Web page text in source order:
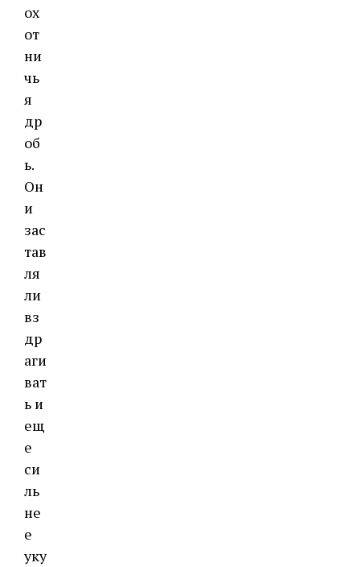
ох
от
ни
чь
я
др
об
ь.
Он
и
зас
тав
ля
ли
вз
др
аги
ват
ь и
ещ
е
си
ль
не
е
уку